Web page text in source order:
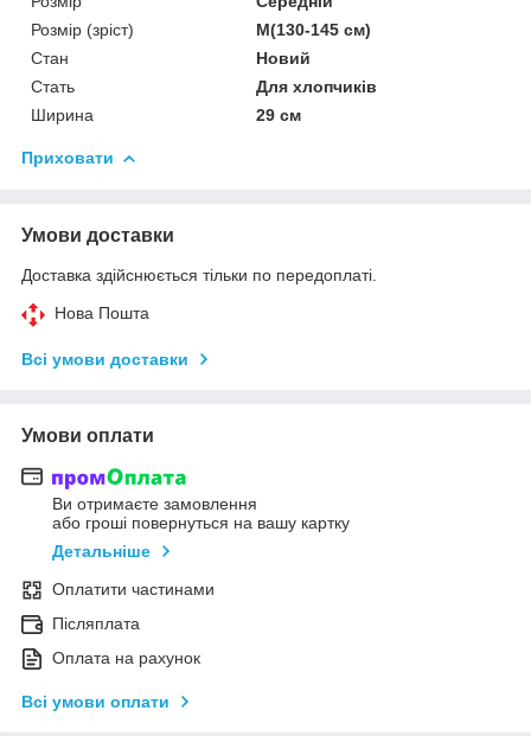
Розмір (зріст)
M(130-145 см)
Стан
Новий
Стать
Для хлопчиків
Ширина
29 см
Приховати
Умови доставки
Доставка здійснюється тільки по передоплаті.
Нова Пошта
Всі умови доставки
Умови оплати
Ви отримаєте замовлення
або гроші повернуться на вашу картку
Детальніше
Оплатити частинами
Післяплата
Оплата на рахунок
Всі умови оплати